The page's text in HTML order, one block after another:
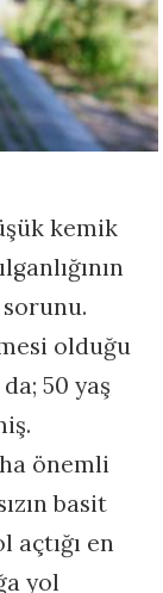
kemik
olduğu
50 yaş
önemli
basit
en
yol